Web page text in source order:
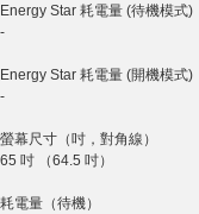
Energy Star 耗電量 (待機模式)
-
Energy Star 耗電量 (開機模式)
-
螢幕尺寸（吋，對角線）
65 吋 （64.5 吋）
耗電量（待機）